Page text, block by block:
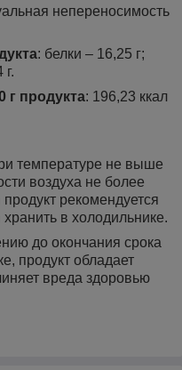
непереносимость
: белки – 16,25 г;
г продукта: 196,23 ккал
температуре не выше
воздуха не более
рекомендуется
в холодильнике.
до окончания срока
продукт обладает
вреда здоровью